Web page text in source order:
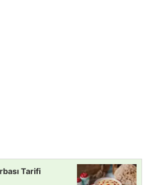
Tarifi